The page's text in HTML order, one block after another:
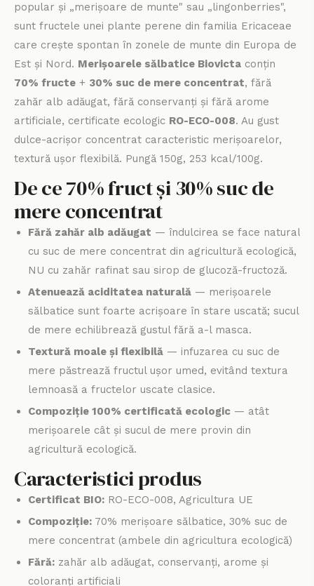
popular și „merișoare de munte" sau „lingonberries",
sunt fructele unei plante perene din familia Ericaceae
care crește spontan în zonele de munte din Europa de
Est și Nord. Merișoarele sălbatice Biovicta conțin
70% fructe + 30% suc de mere concentrat, fără
zahăr alb adăugat, fără conservanți și fără arome
artificiale, certificate ecologic RO-ECO-008. Au gust
dulce-acrișor concentrat caracteristic merișoarelor,
textură ușor flexibilă. Pungă 150g, 253 kcal/100g.
De ce 70% fruct și 30% suc de
mere concentrat
Fără zahăr alb adăugat — îndulcirea se face natural
cu suc de mere concentrat din agricultură ecologică,
NU cu zahăr rafinat sau sirop de glucoză-fructoză.
Atenuează aciditatea naturală — merișoarele
sălbatice sunt foarte acrișoare în stare uscată; sucul
de mere echilibrează gustul fără a-l masca.
Textură moale și flexibilă — infuzarea cu suc de
mere păstrează fructul ușor umed, evitând textura
lemnoasă a fructelor uscate clasice.
Compoziție 100% certificată ecologic — atât
merișoarele cât și sucul de mere provin din
agricultură ecologică.
Caracteristici produs
Certificat BIO: RO-ECO-008, Agricultura UE
Compoziție: 70% merișoare sălbatice, 30% suc de
mere concentrat (ambele din agricultura ecologică)
Fără: zahăr alb adăugat, conservanți, arome și
coloranți artificiali